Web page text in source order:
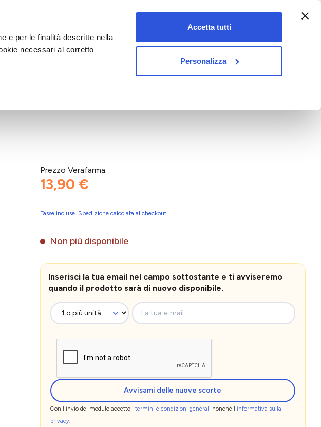
e per le finalità descritte nella
necessari al corretto
Accetta tutti
Personalizza
vet&pet
Prezzo Verafarma
13,90 €
Tasse incluse. Spedizione calcolata al checkout
Non più disponibile
Inserisci la tua email nel campo sottostante e ti avviseremo
quando il prodotto sarà di nuovo disponibile.
La tua e-mail
Avvisami delle nuove scorte
Con l'invio del modulo accetto i termini e condizioni generali nonché l'informativa sulla
privacy.